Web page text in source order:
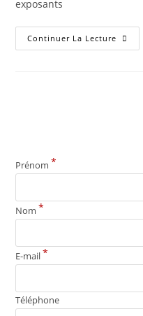
exposants
Continuer La Lecture
Prénom *
Nom *
E-mail*
Téléphone